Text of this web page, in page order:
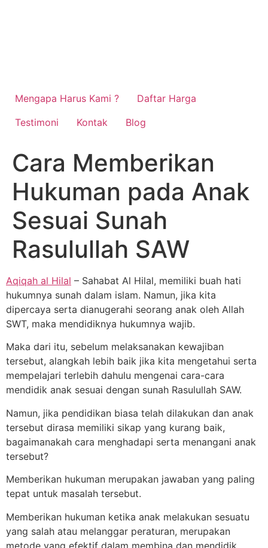
Mengapa Harus Kami ?
Daftar Harga
Testimoni
Kontak Blog
Cara Memberikan
Hukuman pada Anak
Sesuai Sunah
Rasulullah SAW
Aqiqah al Hilal – Sahabat Al Hilal, memiliki buah hati
hukumnya sunah dalam islam. Namun, jika kita
dipercaya serta dianugerahi seorang anak oleh Allah
SWT, maka mendidiknya hukumnya wajib.
Maka dari itu, sebelum melaksanakan kewajiban
tersebut, alangkah lebih baik jika kita mengetahui serta
mempelajari terlebih dahulu mengenai cara-cara
mendidik anak sesuai dengan sunah Rasulullah SAW.
Namun, jika pendidikan biasa telah dilakukan dan anak
tersebut dirasa memiliki sikap yang kurang baik,
bagaimanakah cara menghadapi serta menangani anak
tersebut?
Memberikan hukuman merupakan jawaban yang paling
tepat untuk masalah tersebut.
Memberikan hukuman ketika anak melakukan sesuatu
yang salah atau melanggar peraturan, merupakan
metode yang efektif dalam membina dan mendidik